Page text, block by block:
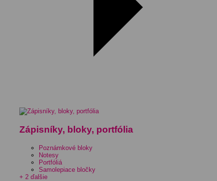
Zápisníky, bloky, portfólia
Poznámkové bloky
Notesy
Portfóliá
Samolepiace bločky
+ 2 ďalšie